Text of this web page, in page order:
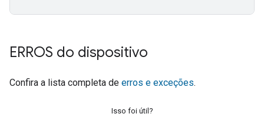
ERROS do dispositivo
Confira a lista completa de erros e exceções.
Isso foi útil?